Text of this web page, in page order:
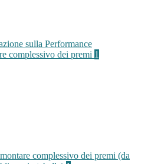
sulla Performance
complessivo dei premi 1
complessivo dei premi (da